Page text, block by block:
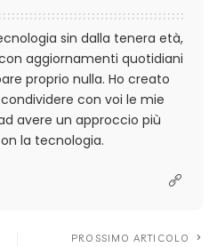
sin dalla tenera età,
aggiornamenti quotidiani
proprio nulla. Ho creato
con voi le mie
avere un approccio più
la tecnologia.
PROSSIMO ARTICOLO